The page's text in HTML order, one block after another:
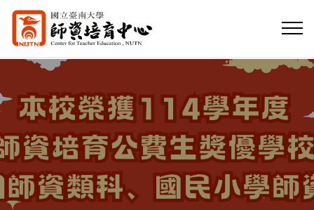
Center for
Teacher Education